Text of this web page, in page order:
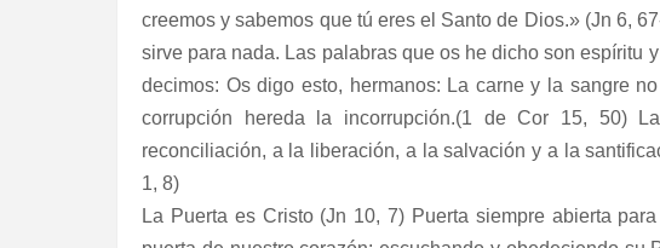
creemos y sabemos que tú eres el Santo de Dios.» (Jn 6,
sirve para nada. Las palabras que os he dicho son espíritu
decimos: Os digo esto, hermanos: La carne y la sangre
corrupción hereda la incorrupción.(1 de Cor 15, 50)
reconciliación, a la liberación, a la salvación y a la
1, 8)
La Puerta es Cristo (Jn 10, 7) Puerta siempre abierta